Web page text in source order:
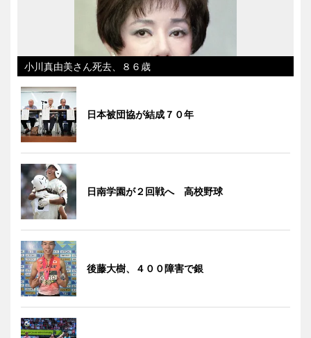
小川真由美さん死去、８６歳
日本被団協が結成７０年
日南学園が２回戦へ 高校野球
後藤大樹、４００障害で銀